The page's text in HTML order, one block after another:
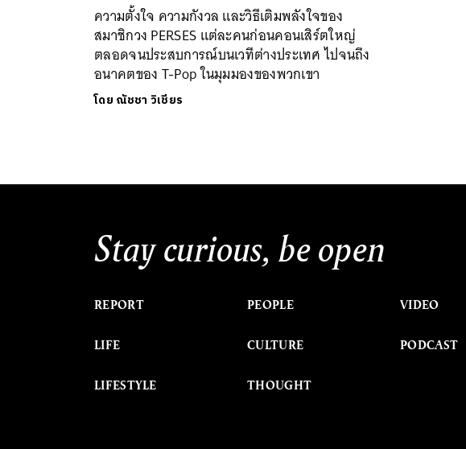
ความตั้งใจ ความกังวล และวิธีเติมพลังใจของ
สมาชิกวง PERSES แต่ละคนก่อนคอนเสิร์ตใหญ่
ตลอดจนประสบการณ์บนเวทีต่างประเทศ ไปจนถึง
อนาคตของ T-Pop ในมุมมองของพวกเขา
โดย ณัชชา วิเชียร
Stay curious, be open
REPORT
LIFE
LIFESTYLE
PEOPLE
CULTURE
THOUGHT
VIDEO
PODCAST